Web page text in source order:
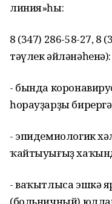
линия»һы:
8 (347) 286-58-27, 8
тәүлек әйләнәһенә):
- бында
һорауҙарҙы
- эпидемиологик
ҡайтыуығыҙ
- ваҡытлыса эшкә